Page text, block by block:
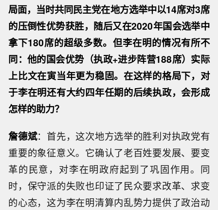
局面，当时共同民主党在地方选举中以14席对3席
的压倒性优势获胜，随后又在2020年国会选举中
拿下180席的超级多数。但李在明的情况有所不
同：他的国会优势（执政+进步阵营188席）实际
上比文在寅当年更为稳固。在这样的格局下，对
于李在明还有大约四年任期的后续执政，会形成
怎样的助力？
詹德斌：首先，这次地方选举的胜利对执政党有
重要的象征意义。它确认了老百姓要发展、要变
革的民意，对李在明政府起到了巩固作用。同
时，保守派的失败也印证了民众要求改革、求变
的心态，这为李在明清算内乱势力提供了政治动